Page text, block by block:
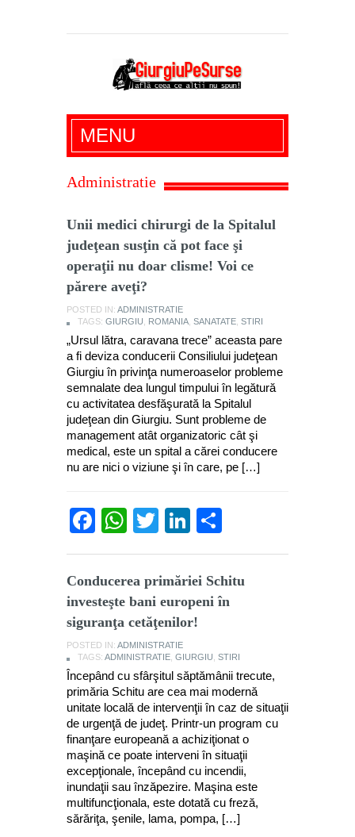
Giurgiu Pe Surse – actualitate giurgiu,
administratie giurgiu, stiri politice, social
economic, editoriale giurgiu, dezvaluiri,
MENU
Administratie
Unii medici chirurgi de la Spitalul
judeţean susţin că pot face şi
operaţii nu doar clisme! Voi ce
părere aveţi?
POSTED IN: ADMINISTRATIE
TAGS: GIURGIU ROMANIA SANATATE STIRI
„Ursul lătra, caravana trece” aceasta pare
a fi deviza conducerii Consiliului judeţean
Giurgiu în privinţa numeroaselor probleme
semnalate dea lungul timpului în legătură
cu activitatea desfăşurată la Spitalul
judeţean din Giurgiu. Sunt probleme de
management atât organizatoric cât şi
medical, este un spital a cărei conducere
nu are nici o viziune şi în care, pe […]
Facebook
WhatsApp
TwitterLinkedIn
Conducerea primăriei Schitu
investeşte bani europeni în
siguranţa cetăţenilor!
POSTED IN: ADMINISTRATIE
TAGS: ADMINISTRATIE GIURGIU STIRI
Începând cu sfârşitul săptămânii trecute,
primăria Schitu are cea mai modernă
unitate locală de intervenţii în caz de situaţii
de urgenţă de judeţ. Printr-un program cu
finanţare europeană a achiziţionat o
maşină ce poate interveni în situaţii
excepţionale, începând cu incendii,
inundaţii sau înzăpezire. Maşina este
multifuncţionala, este dotată cu freză,
sărăriţa, şenile, lama, pompa, […]